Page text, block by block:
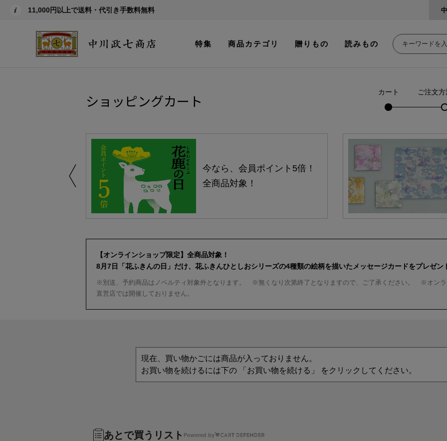
11,000円以上で送料・代引き手数料無料
特集 商品カテゴリ 贈りもの 読みもの
ショッピングカート カート ご注文
今なら、会員ポイント5倍！
全商品対象！
【オンラインショップ限定】全商品対象！
8月7日「花ふきんの日」だけ、花ふきんひとしおシリーズの4種類の絵柄を描いたメッセージカードをプレゼン
※別送、予約商品はノベルティ対象外となります。 ※無くなり次第終了となりますので、ご了承ください。 ※オンラ
直営店では開催しておりません。
現在、買い物かごには商品が入っておりません。
お買い物を続けるには下の 「お買い物を続ける」 をクリックしてください。
あとで買うリスト Powered by